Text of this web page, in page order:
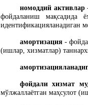
номоддий активлар
фойдаланиш мақсадида
идентификацияланадиган
амортизация -
(ишлар, хизматлар)
фойдали хизмат
мўлжаллаётган маҳсулот